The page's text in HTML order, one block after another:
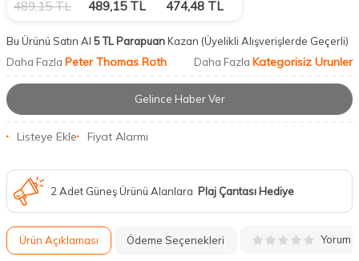
489,15TL 489,15TL 474,48 TL
Bu Ürünü Satın Al 5 TL ParapuanKazan (Üyelikli Alışverişlerde Geçerli)
Daha Fazla Peter Thomas Roth Daha Fazla Kategorisiz Urunler
Gelince Haber Ver
Listeye Ekle Fiyat Alarmı
2 Adet Güneş Ürünü Alanlara Plaj Çantası Hediye
Ürün Açıklaması Ödeme Seçenekleri Yorum